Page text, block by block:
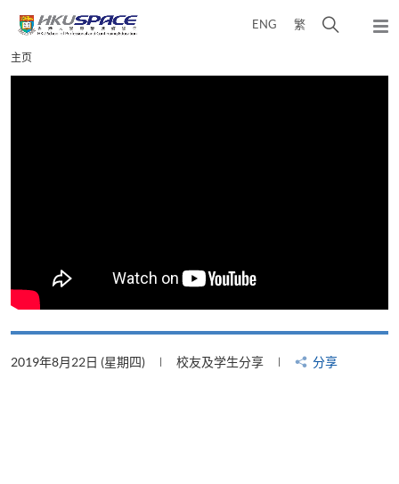
content
ENG 繁
弹
Main
content
主页
2019年8月22日 (星期四) 校友及学生分享 分享